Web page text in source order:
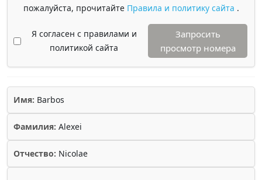
пожалуйста, прочитайте Правила и политику сайта .
Я согласен с правилами и
политикой сайта
Запросить
просмотр номера
Имя: Barbos
Фамилия: Alexei
Отчество: Nicolae